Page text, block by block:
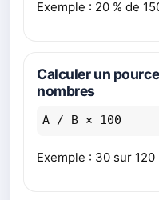
Exemple : 20 % de
Calculer un
nombres
A / B × 100
Exemple : 30 sur 120